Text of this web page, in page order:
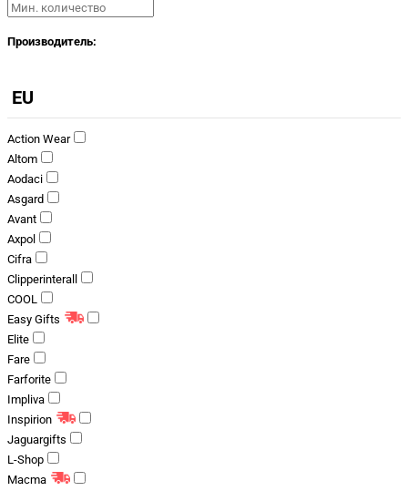
Производитель:
EU
Action Wear
Altom
Aodaci
Asgard
Avant
Axpol
Cifra
Clipperinterall
COOL
Easy Gifts
Elite
Fare
Farforite
Impliva
Inspirion
Jaguargifts
L-Shop
Macma